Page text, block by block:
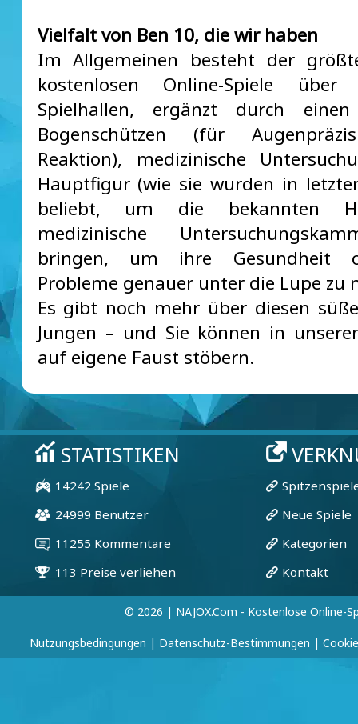
Vielfalt von Ben 10, die wir haben
Im Allgemeinen besteht der
kostenlosen Online-Spiele
Spielhallen, ergänzt durch
Bogenschützen (für
Reaktion), medizinische
Hauptfigur (wie sie wurden in
beliebt, um die bekannten
medizinische
bringen, um ihre Gesundheit
Probleme genauer unter die Lupe zu
Es gibt noch mehr über diesen
Jungen – und Sie können in
auf eigene Faust stöbern.
© 2026 | NAJOX.com - Kostenlose Online-
Nutzungsbedingungen | Datenschutz-Bestimmungen |